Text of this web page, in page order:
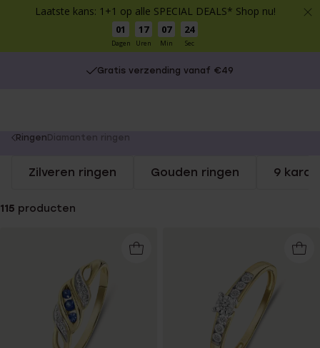
Laatste kans: 1+1 op alle SPECIAL DEALS* Shop nu!
01
Dagen
17
Uren
07
Min
23
Sec
Gratis verzending vanaf €49
You
here:
Ringen Diamanten ringen
Zilveren ringen Gouden ringen 9
115 producten